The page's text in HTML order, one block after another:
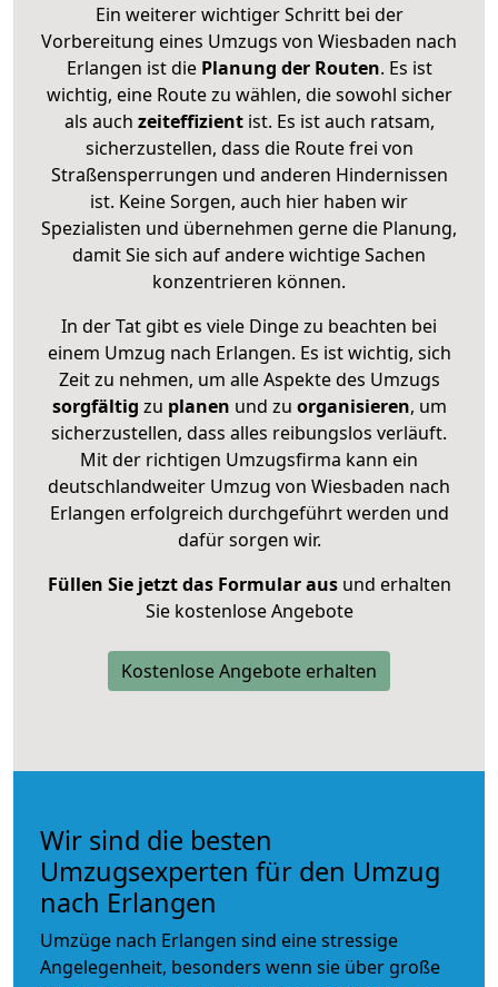
Ein weiterer wichtiger Schritt bei der
Vorbereitung eines Umzugs von Wiesbaden nach
Erlangen ist diePlanung der Routen. Es ist
wichtig, eine Route zu wählen, die sowohl sicher
als auch zeiteffizientist. Es ist auch ratsam,
sicherzustellen, dass die Route frei von
Straßensperrungen und anderen Hindernissen
ist. Keine Sorgen, auch hier haben wir
Spezialisten und übernehmen gerne die Planung,
damit Sie sich auf andere wichtige Sachen
konzentrieren können.
In der Tat gibt es viele Dinge zu beachten bei
einem Umzug nach Erlangen. Es ist wichtig, sich
Zeit zu nehmen, um alle Aspekte des Umzugs
sorgfältig zu planen und zu organisieren, um
sicherzustellen, dass alles reibungslos verläuft.
Mit der richtigen Umzugsfirma kann ein
deutschlandweiter Umzug von Wiesbaden nach
Erlangen erfolgreich durchgeführt werden und
dafür sorgen wir.
Füllen Sie jetzt das Formular ausund erhalten
Sie kostenlose Angebote
Kostenlose Angebote erhalten
Wir sind die besten
Umzugsexperten für den Umzug
nach Erlangen
Umzüge nach Erlangen sind eine stressige
Angelegenheit, besonders wenn sie über große